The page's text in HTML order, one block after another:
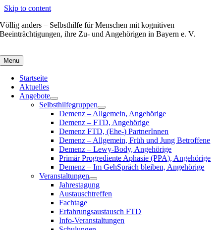
Skip to content
Völlig anders – Selbsthilfe für Menschen mit kognitiven
Beeinträchtigungen, ihre Zu- und Angehörigen in Bayern e. V.
Menu
Startseite
Aktuelles
Angebote
Selbsthilfegruppen
Demenz – Allgemein, Angehörige
Demenz – FTD, Angehörige
Demenz FTD, (Ehe-) PartnerInnen
Demenz – Allgemein, Früh und Jung Betroffene
Demenz – Lewy-Body, Angehörige
Primär Progrediente Aphasie (PPA), Angehörige
Demenz – Im GehSpräch bleiben, Angehörige
Veranstaltungen
Jahrestagung
Austauschtreffen
Fachtage
Erfahrungsaustausch FTD
Info-Veranstaltungen